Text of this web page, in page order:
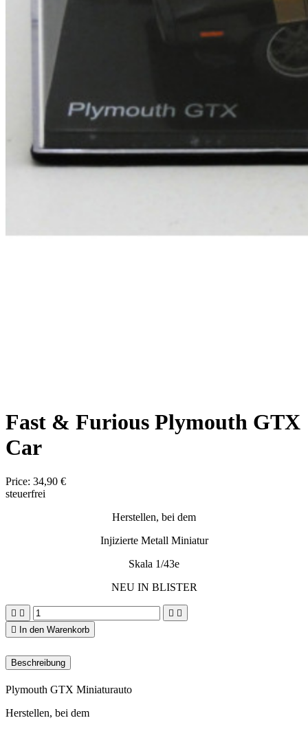
Fast & Furious Plymouth GTX
Car
Price: 34,90 €
steuerfrei
Herstellen, bei dem
Injizierte Metall Miniatur
Skala 1/43e
NEU IN BLISTER
   

In den Warenkorb
Beschreibung
Plymouth GTX Miniaturauto
Herstellen, bei dem